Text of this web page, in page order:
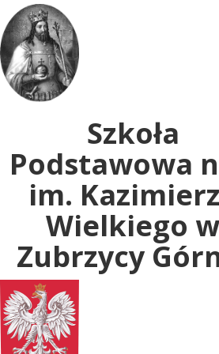
Uwaga:
ta
witryna
zawiera
system
dostępności.
Szkoła
Podstawowa
im.
Wielkiego w
Zubrzycy